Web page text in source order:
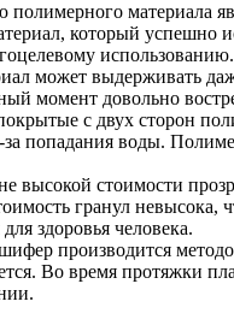
материала
который успешно
использованию.
может выдерживать
момент довольно
с двух сторон
за попадания воды.
стоимости
гранул
здоровья человека.
производится
Во время протяжки